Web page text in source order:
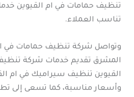
تنظيف حمامات في ام القيوين
تناسب العملاء.
وتواصل شركة تنظيف حمامات في
المشرق تقديم خدمات شركة
القيوين تنظيف سيراميك في ام
وأسعار مناسبة، كما تسعى إلى